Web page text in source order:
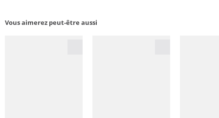
Vous aimerez peut-être aussi